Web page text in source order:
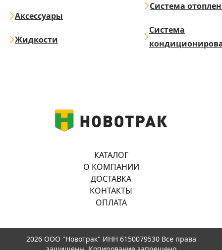
Аксессуары
Жидкости
Система
Система
КАТАЛОГ
О КОМПАНИИ
ДОСТАВКА
КОНТАКТЫ
ОПЛАТА
2026 ООО "Новотрак" ИНН 6150079530 Все права